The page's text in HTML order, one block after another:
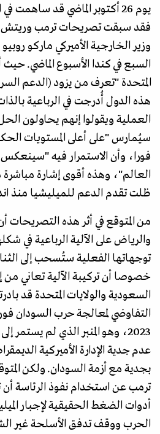
يوم 26 أكتوبر الماضي قد
فقد سبقت تصريحات ترمب
وزير الخارجية الأميركي ماركو
السبع في كندا الأسبوع الماضي.
المتحدة "تعرف من يزود (الدعم
هذه الدول أُدرجت في الرباعية
العملية ويقولوا إنهم يحاولون
سيُمارس "على أعلى المستويات
فورا، وأن الاستمرار فيه
العالم"، وهذه أقوى إشارة مباشرة
ظلت تقدم الدعم للميليشيا منذ
من المتوقع في أثر هذه
والرياض على الآلية الرباعية في
توجهاتها الفعلية ستُسحب إلى
خصوصا أن تركيبة الآلية تعاني
السعودية والولايات المتحدة قد
التفاوضي لمعالجة حرب السودان فور
2023، وهو المنبر الذي لم يستمر
عدم جدية الإدارة الأميركية
بجدية مع أزمة السودان. ولكن
ترمب عن استخدام نفوذ الرئاسة أن
أدوات الضغط الحقيقية لإجبار
الحرب ووقف تدفق الأسلحة غير